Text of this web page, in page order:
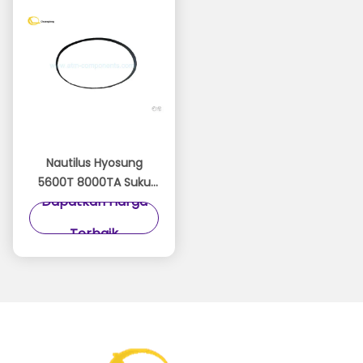
Nautilus Hyosung
5600T 8000TA Suku
Cadang ATM Sabuk
Karet Kecil 10x402x0.65
Dapatkan Harga
Terbaik